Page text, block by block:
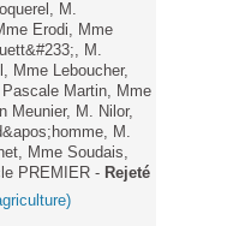
M.
Erodi, Mme
M.
Mme Leboucher,
Martin, Mme
Meunier, M. Nilor,
M.
Mme Soudais,
PREMIER - Rejeté